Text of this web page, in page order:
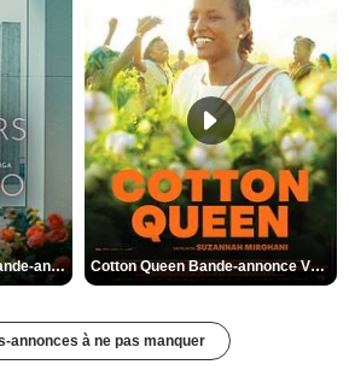
Des Fleurs pour Tokyo Bande-annonce VO STFR Cotton Queen Bande-annonce VO STFR
annonces à ne pas manquer